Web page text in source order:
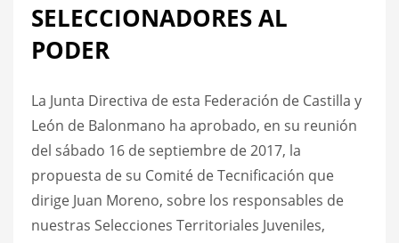
SELECCIONADORES AL
PODER
La Junta Directiva de esta Federación de Castilla y
León de Balonmano ha aprobado, en su reunión
del sábado 16 de septiembre de 2017, la
propuesta de su Comité de Tecnificación que
dirige Juan Moreno, sobre los responsables de
nuestras Selecciones Territoriales Juveniles,